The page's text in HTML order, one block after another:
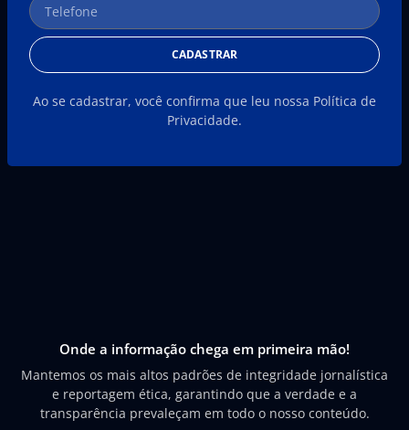
CADASTRAR
Ao se cadastrar, você confirma que leu nossa Política de
Privacidade.
Onde a informação chega em primeira mão!
Mantemos os mais altos padrões de integridade jornalística
e reportagem ética, garantindo que a verdade e a
transparência prevaleçam em todo o nosso conteúdo.